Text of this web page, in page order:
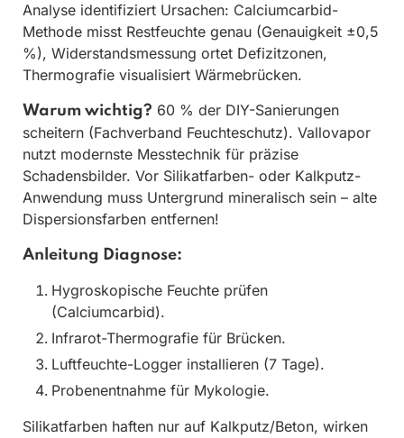
Analyse identifiziert Ursachen: Calciumcarbid-
Methode misst Restfeuchte genau (Genauigkeit ±0,5
%), Widerstandsmessung ortet Defizitzonen,
Thermografie visualisiert Wärmebrücken.
Warum wichtig? 60 % der DIY-Sanierungen
scheitern (Fachverband Feuchteschutz). Vallovapor
nutzt modernste Messtechnik für präzise
Schadensbilder. Vor Silikatfarben- oder Kalkputz-
Anwendung muss Untergrund mineralisch sein – alte
Dispersionsfarben entfernen!
Anleitung Diagnose:
Hygroskopische Feuchte prüfen
(Calciumcarbid).
Infrarot-Thermografie für Brücken.
Luftfeuchte-Logger installieren (7 Tage).
Probenentnahme für Mykologie.
Silikatfarben haften nur auf Kalkputz/Beton, wirken